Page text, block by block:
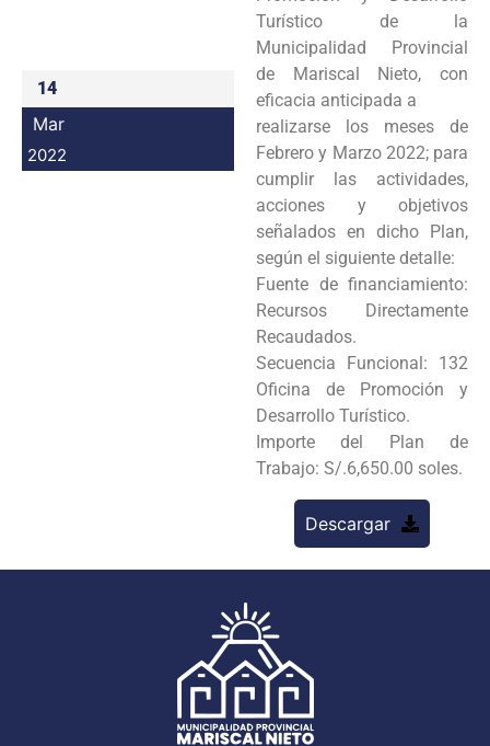
14
Mar
2022
Turístico de la
Municipalidad Provincial
de Mariscal Nieto, con
eficacia anticipada a
realizarse los meses de
Febrero y Marzo 2022; para
cumplir las actividades,
acciones y objetivos
señalados en dicho Plan,
según el siguiente detalle:
Fuente de financiamiento:
Recursos Directamente
Recaudados.
Secuencia Funcional: 132
Oficina de Promoción y
Desarrollo Turístico.
Importe del Plan de
Trabajo: S/.6,650.00 soles.
Descargar